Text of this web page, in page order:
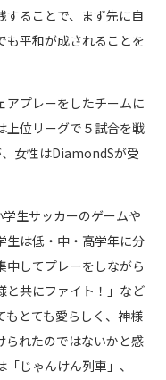
することで、まず先に自
も平和が成されることを
アプレーをしたチームに
上位リーグで５試合を戦
女性はDiamondSが受
生サッカーのゲームや
生は低・中・高学年に分
してプレーをしながら
と共にファイト！」など
もとても愛らしく、神様
られたのではないかと感
じゃんけん列車」、